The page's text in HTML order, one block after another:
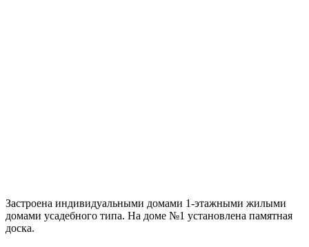
Застроена индивидуальными домами 1-этажными жилыми
домами усадебного типа. На доме №1 установлена памятная
доска.